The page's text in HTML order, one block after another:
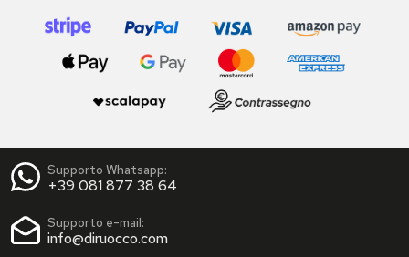
Supporto Whatsapp:
+39 081 877 38 64
Supporto e-mail:
info@diruocco.com